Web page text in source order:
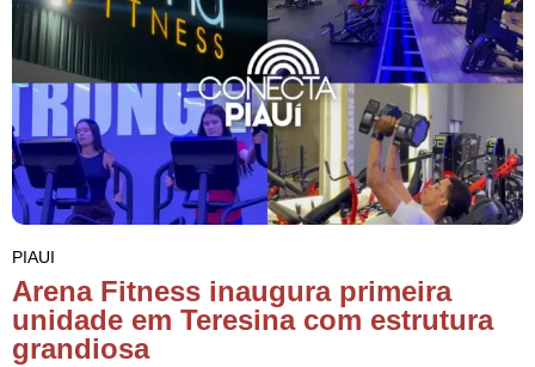
PIAUI
Arena Fitness inaugura primeira
unidade em Teresina com estrutura
grandiosa